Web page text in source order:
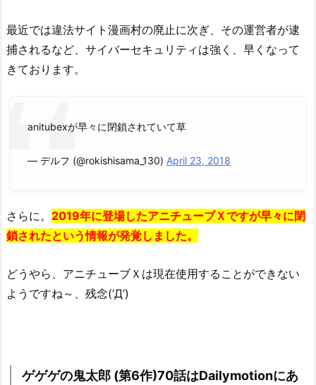
最近では違法サイト漫画村の廃止に次ぎ、その運営者が逮
捕されるなど、サイバーセキュリティは強く、早くなって
きております。
anitubexが早々に閉鎖されていて草
— デルフ (@rokishisama_130) April 23, 2018
さらに。 2019年に登場したアニチューブＸですが早々に閉
鎖されたという情報が発覚しました。
どうやら、アニチューブＸは現在使用することができない
ようですね～、残念(‘Д’)
ゲゲゲの鬼太郎 (第6作)70話はDailymotionにあ